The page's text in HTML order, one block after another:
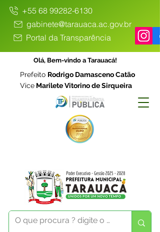
+55 68 99282-6130
gabinete@tarauaca.ac.gov.br
Portal da Transparência
Olá, Bem-vindo a Tarauacá!
Prefeito Rodrigo Damasceno Catão
Vice Marilete Vitorino de Sirqueira